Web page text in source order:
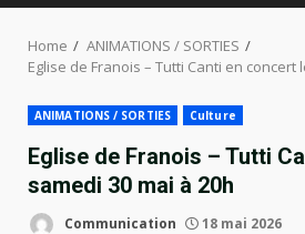
Home
ANIMATIONS / SORTIES
Eglise de Franois – Tutti Canti en concert
ANIMATIONS / SORTIES Culture
Eglise de Franois – Tutti
samedi 30 mai à 20h
Communication 18 mai 2026